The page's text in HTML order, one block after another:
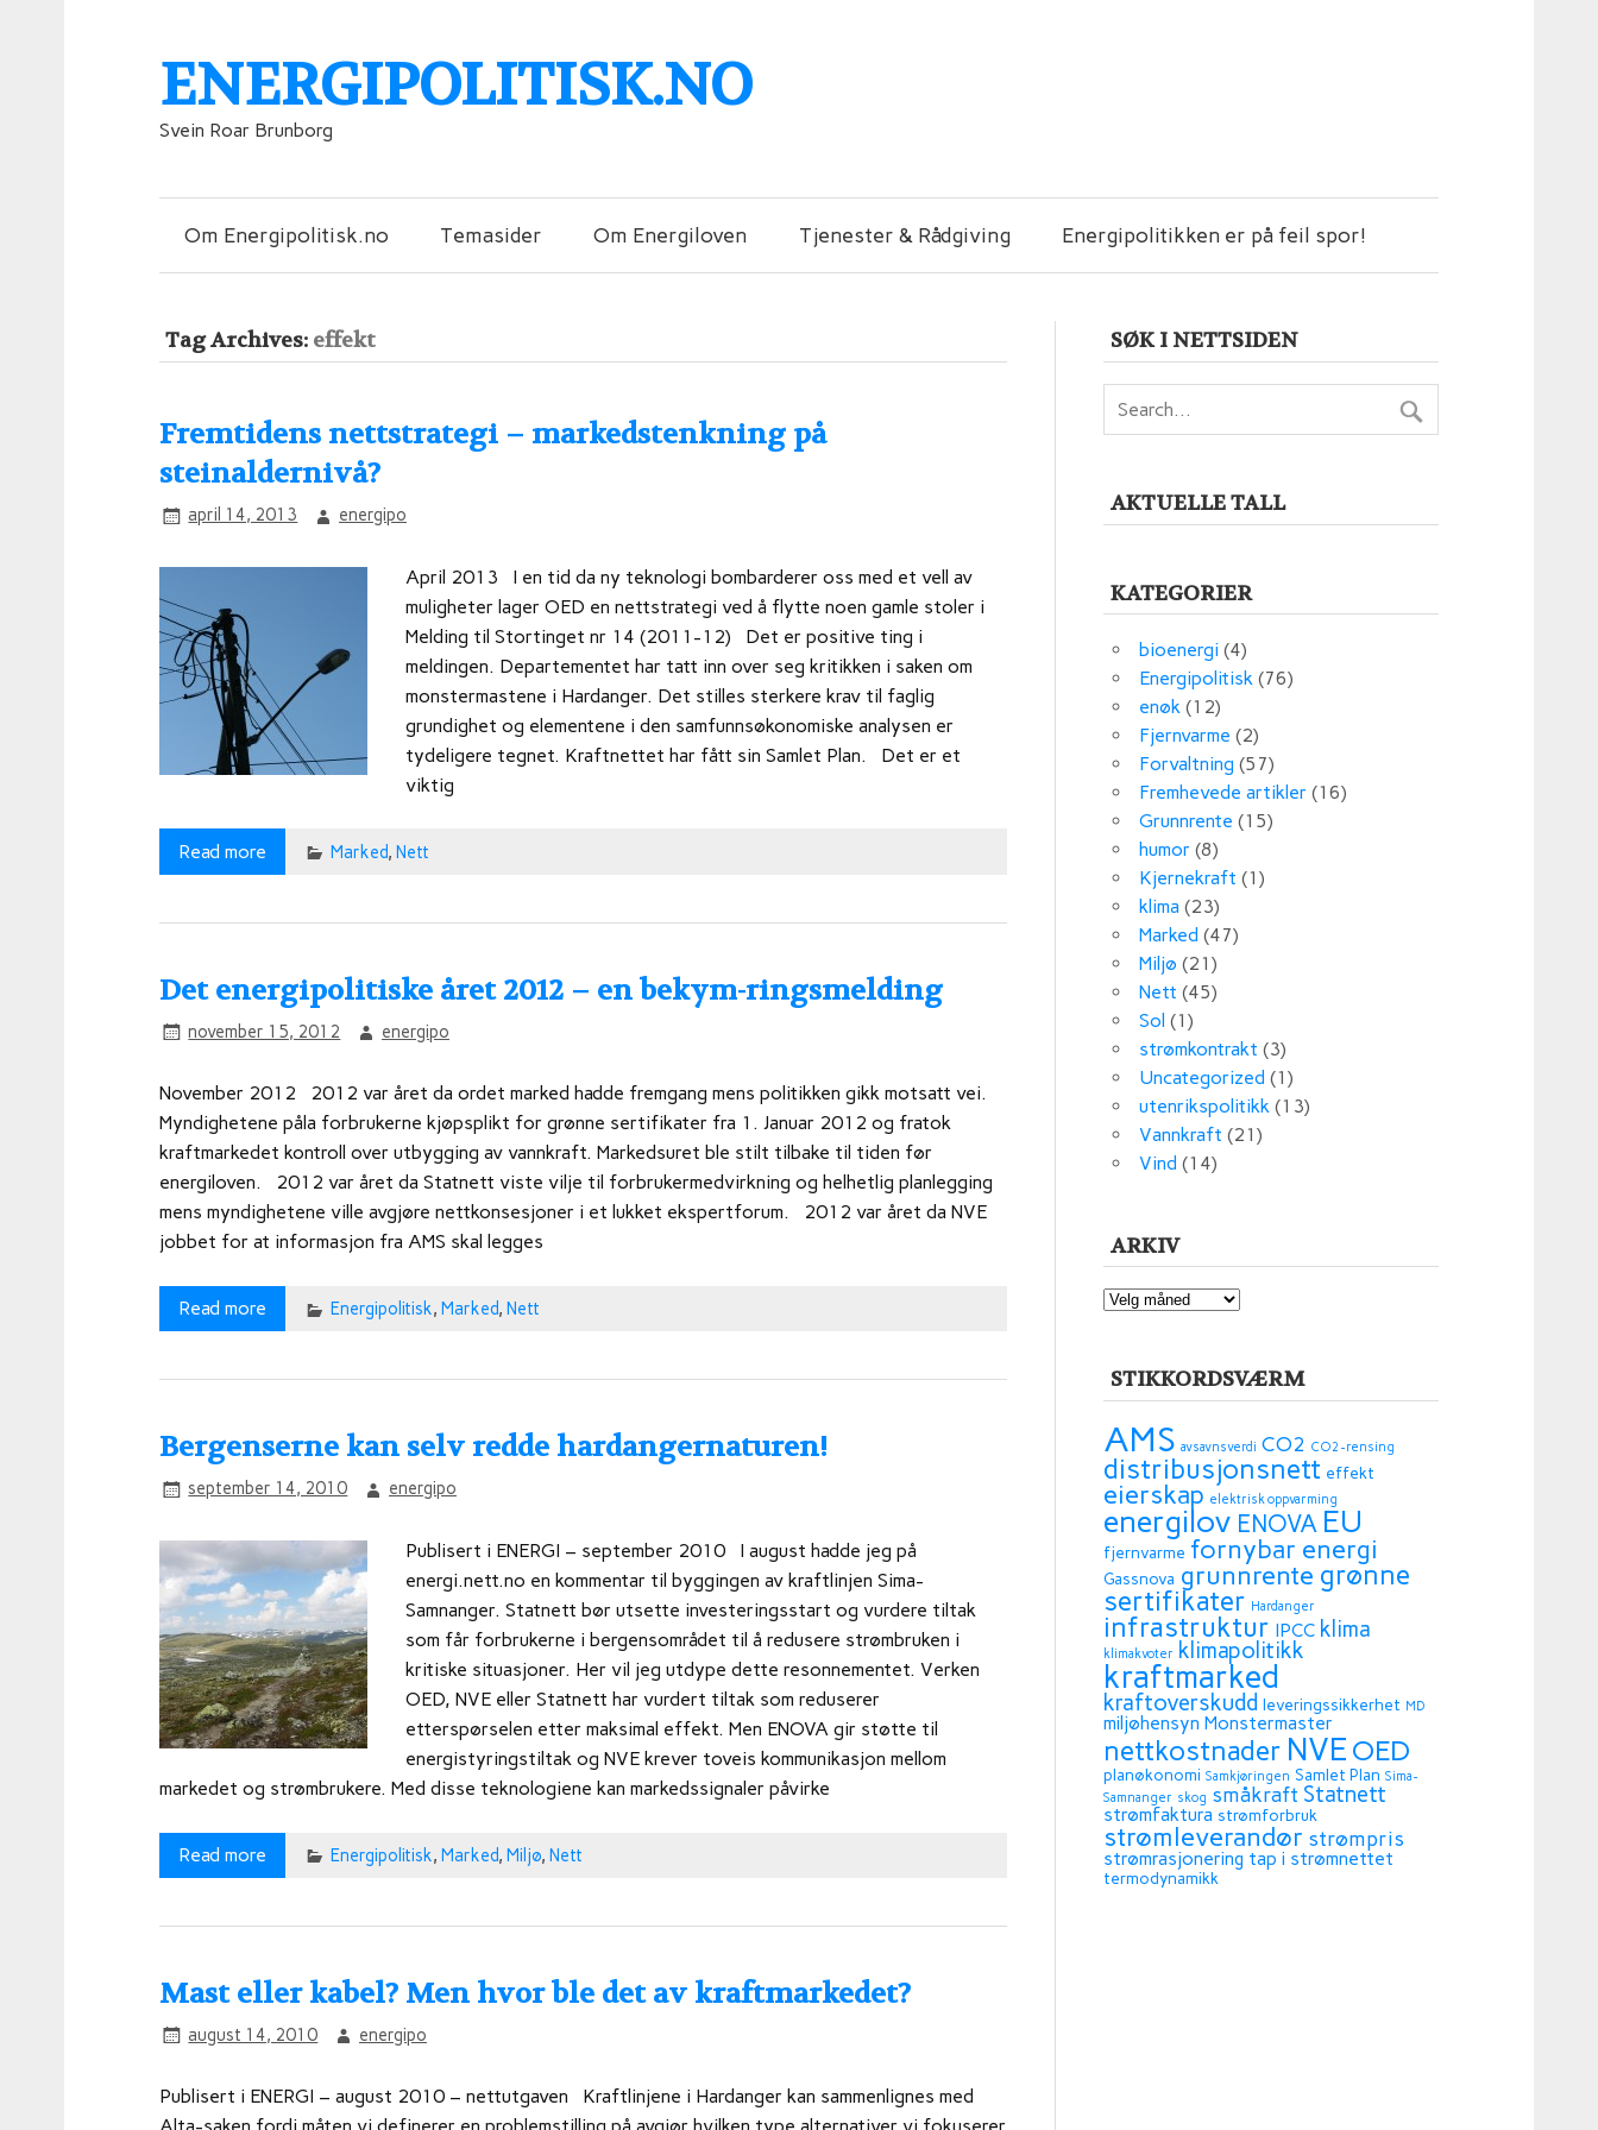
ENERGIPOLITISK.NO
Svein Roar Brunborg
Om Energipolitisk.no Temasider Om Energiloven Tjenester & Rådgiving Energipolitikken er på feil spor!
Tag Archives: effekt
Fremtidens nettstrategi – markedstenkning på
steinaldernivå?
april 14, 2013 energipo
April 2013 I en tid da ny teknologi bombarderer oss med et vell av
muligheter lager OED en nettstrategi ved å flytte noen gamle stoler i
Melding til Stortinget nr 14 (2011-12) Det er positive ting i
meldingen. Departementet har tatt inn over seg kritikken i saken om
monstermastene i Hardanger. Det stilles sterkere krav til faglig
grundighet og elementene i den samfunnsøkonomiske analysen er
tydeligere tegnet. Kraftnettet har fått sin Samlet Plan. Det er et
viktig
Read more Marked,Nett
Det energipolitiske året 2012 – en bekym-ringsmelding
november 15, 2012 energipo
November 2012 2012 var året da ordet marked hadde fremgang mens politikken gikk motsatt vei.
Myndighetene påla forbrukerne kjøpsplikt for grønne sertifikater fra 1. Januar 2012 og fratok
kraftmarkedet kontroll over utbygging av vannkraft. Markedsuret ble stilt tilbake til tiden før
energiloven. 2012 var året da Statnett viste vilje til forbrukermedvirkning og helhetlig planlegging
mens myndighetene ville avgjøre nettkonsesjoner i et lukket ekspertforum. 2012 var året da NVE
jobbet for at informasjon fra AMS skal legges
Read more Energipolitisk,Marked,Nett
Bergenserne kan selv redde hardangernaturen!
september 14, 2010 energipo
Publisert i ENERGI – september 2010 I august hadde jeg på
energi.nett.no en kommentar til byggingen av kraftlinjen Sima-
Samnanger. Statnett bør utsette investeringsstart og vurdere tiltak
som får forbrukerne i bergensområdet til å redusere strømbruken i
kritiske situasjoner. Her vil jeg utdype dette resonnementet. Verken
OED, NVE eller Statnett har vurdert tiltak som reduserer
etterspørselen etter maksimal effekt. Men ENOVA gir støtte til
energistyringstiltak og NVE krever toveis kommunikasjon mellom
markedet og strømbrukere. Med disse teknologiene kan markedssignaler påvirke
Read more Energipolitisk,Marked,Miljø,Nett
Mast eller kabel? Men hvor ble det av kraftmarkedet?
august 14, 2010 energipo
Publisert i ENERGI – august 2010 – nettutgaven Kraftlinjene i Hardanger kan sammenlignes med
SØK I NETTSIDEN
AKTUELLE TALL
KATEGORIER
bioenergi (4)
Energipolitisk (76)
enøk (12)
Fjernvarme (2)
Forvaltning (57)
Fremhevede artikler (16)
Grunnrente (15)
humor (8)
Kjernekraft (1)
klima (23)
Marked (47)
Miljø (21)
Nett (45)
Sol (1)
strømkontrakt (3)
Uncategorized (1)
utenrikspolitikk (13)
Vannkraft (21)
Vind (14)
ARKIV
ARKIV
STIKKORDSVÆRM
AMS avsavnsverdi CO2 CO2-rensing
distribusjonsnett effekt
eierskap elektrisk oppvarming
energilov ENOVA EU
fjernvarme fornybar energi
Gassnova grunnrente grønne
sertifikater Hardanger
infrastruktur IPCC klima
klimakvoter klimapolitikk
kraftmarked
kraftoverskudd leveringssikkerhet MD
miljøhensyn Monstermaster
nettkostnader NVE OED
planøkonomi Samkjøringen Samlet Plan Sima-
Samnanger skog småkraft Statnett
strømfaktura strømforbruk
strømleverandør strømpris
strømrasjonering tap i strømnettet
termodynamikk